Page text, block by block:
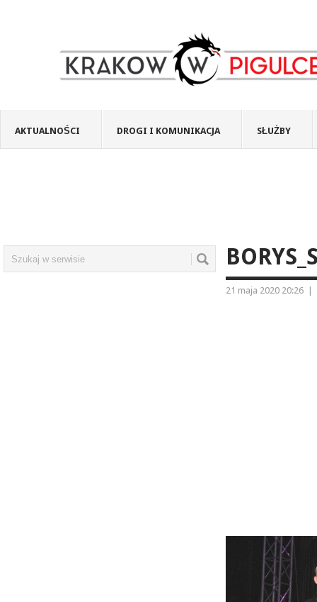
AKTUALNOŚCI DROGI I KOMUNIKACJA SŁUŻBY
21 maja 2020 20:26